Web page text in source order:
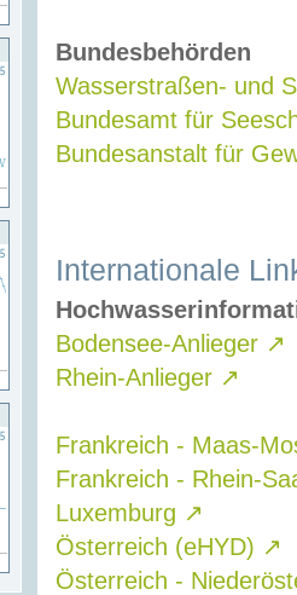
Bundesbehörden
Wasserstraßen- und
Bundesamt für
Bundesanstalt für
Internationale
Bodensee-Anlieger ↗
Rhein-Anlieger ↗
Frankreich - Maas-
Frankreich - Rhein-
Luxemburg ↗
Österreich (eHYD) ↗
Österreich -